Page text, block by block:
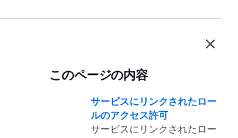
このページの内容
サービスにリンクされたロー
ルのアクセス許可
サービスにリンクされたロー